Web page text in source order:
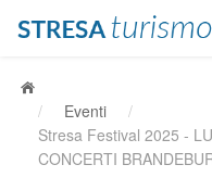
/ Eventi
/
Stresa Festival 2025 -
CONCERTI